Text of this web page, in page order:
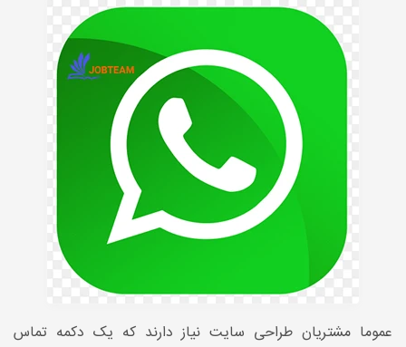
عموما مشتریان طراحی سایت نیاز دارند که یک دکمه تماس